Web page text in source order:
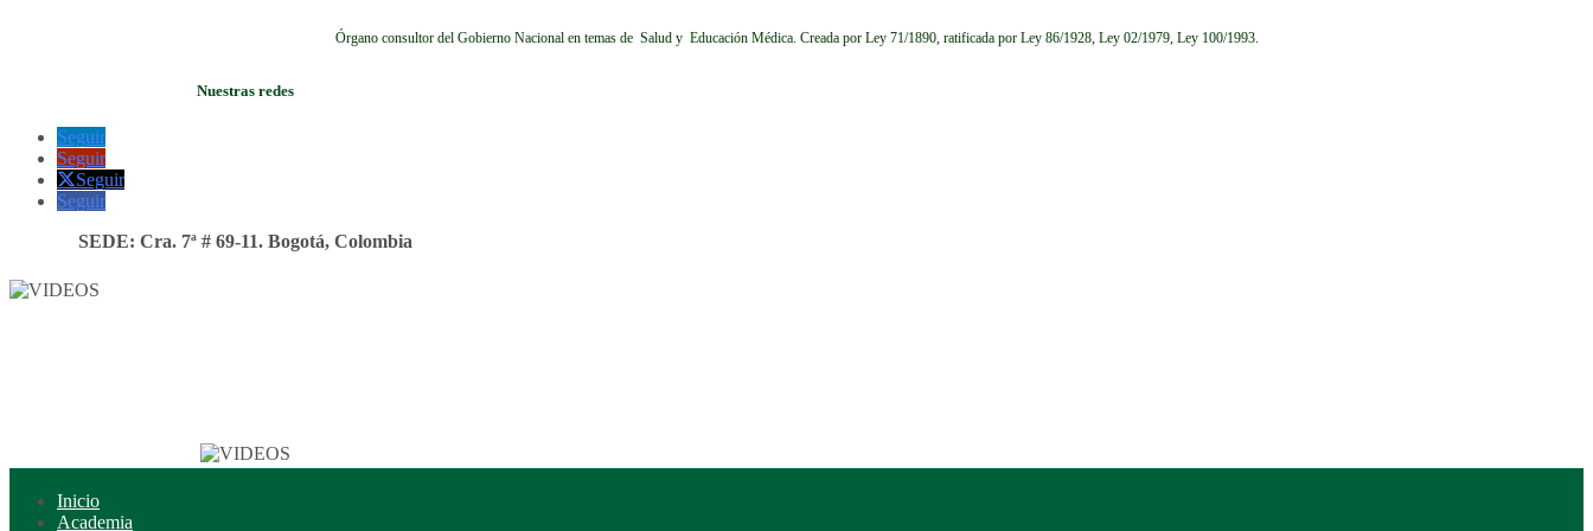
Órgano consultor del Gobierno Nacional en temas de Salud y Educación Médica. Creada por Ley 71/1890, ratificada por Ley 86/1928, Ley 02/1979, Ley 100/1993.
Nuestras redes
Seguir
Seguir
Seguir
Seguir
SEDE: Cra. 7ª # 69-11. Bogotá, Colombia
Inicio
Academia